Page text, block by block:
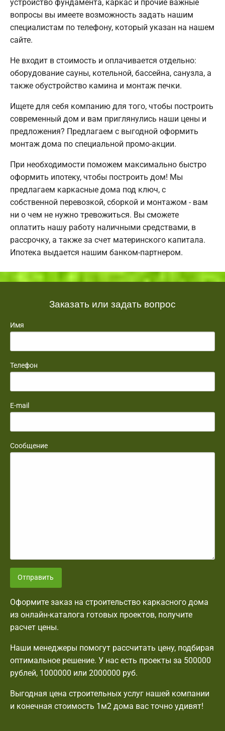
устройство фундамента, каркас и прочие важные
вопросы вы имеете возможность задать нашим
специалистам по телефону, который указан на нашем
сайте.
Не входит в стоимость и оплачивается отдельно:
оборудование сауны, котельной, бассейна, санузла, а
также обустройство камина и монтаж печки.
Ищете для себя компанию для того, чтобы построить
современный дом и вам приглянулись наши цены и
предложения? Предлагаем с выгодной оформить
монтаж дома по специальной промо-акции.
При необходимости поможем максимально быстро
оформить ипотеку, чтобы построить дом! Мы
предлагаем каркасные дома под ключ, с
собственной перевозкой, сборкой и монтажом - вам
ни о чем не нужно тревожиться. Вы сможете
оплатить нашу работу наличными средствами, в
рассрочку, а также за счет материнского капитала.
Ипотека выдается нашим банком-партнером.
Заказать или задать вопрос
Имя
Телефон
E-mail
Сообщение
Отправить
Оформите заказ на строительство каркасного дома
из онлайн-каталога готовых проектов, получите
расчет цены.
Наши менеджеры помогут рассчитать цену, подбирая
оптимальное решение. У нас есть проекты за 500000
рублей, 1000000 или 2000000 руб.
Выгодная цена строительных услуг нашей компании
и конечная стоимость 1м2 дома вас точно удивят!